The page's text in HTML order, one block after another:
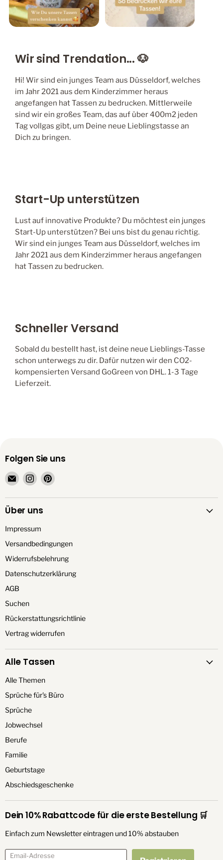
Wir sind Trendation... 🐶
Hi! Wir sind ein junges Team aus Düsseldorf, welches
im Jahr 2021 aus dem Kinderzimmer heraus
angefangen hat Tassen zu bedrucken. Mittlerweile
sind wir ein großes Team, das auf über 400m2 jeden
Tag vollgas gibt, um Deine neue Lieblingstasse an
Dich zu bringen.
Start-Up unterstützen
Lust auf innovative Produkte? Du möchtest ein junges
Start-Up unterstützen? Bei uns bist du genau richtig.
Wir sind ein junges Team aus Düsseldorf, welches im
Jahr 2021 aus dem Kinderzimmer heraus angefangen
hat Tassen zu bedrucken.
Schneller Versand
Sobald du bestellt hast, ist deine neue Lieblings-Tasse
schon unterwegs zu dir. Dafür nutzen wir den CO2-
kompensierten Versand GoGreen von DHL. 1-3 Tage
Lieferzeit.
Folgen Sie uns
Email
TrendationStore
Finden
Sie
uns
auf
Finden
uns
Über uns
Impressum
Versandbedingungen
Widerrufsbelehrung
Datenschutzerklärung
AGB
Suchen
Rückerstattungsrichtlinie
Vertrag widerrufen
Alle Tassen
Alle Themen
Sprüche für's Büro
Sprüche
Jobwechsel
Berufe
Familie
Geburtstage
Abschiedsgeschenke
Dein 10% Rabattcode für die erste Bestellung 🛒
Einfach zum Newsletter eintragen und 10% abstauben
Email-Adresse